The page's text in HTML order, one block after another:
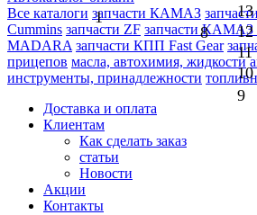
Все каталоги запчасти КАМАЗ
Cummins запчасти ZF запчасти КАМАЗ
MADARA запчасти КПП Fast Gear
прицепов масла, автохимия, жидкости
инструменты, принадлежности
Доставка и оплата
Клиентам
Как сделать заказ
статьи
Новости
Акции
Контакты
8
9
10
11
12
13
1